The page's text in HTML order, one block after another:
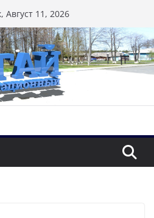
Август 11, 2026